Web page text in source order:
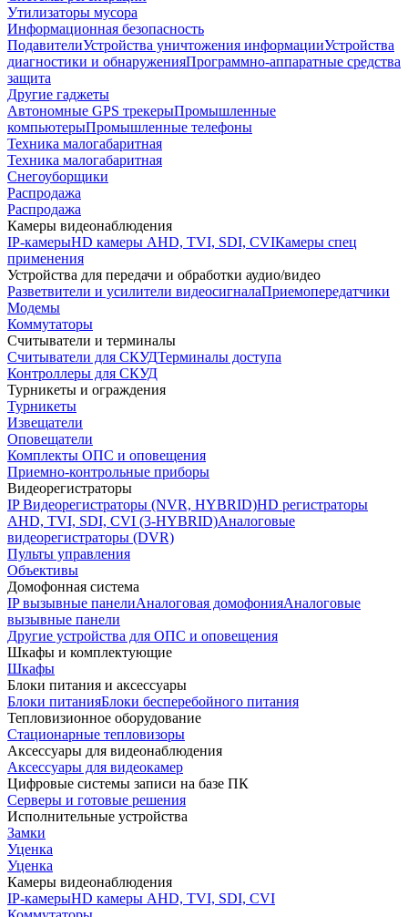
Утилизаторы мусора
Информационная безопасность
ПодавителиУстройства уничтожения информацииУстройства
диагностики и обнаруженияПрограммно-аппаратные средства
защита
Другие гаджеты
Автономные GPS трекерыПромышленные
компьютерыПромышленные телефоны
Техника малогабаритная
Техника малогабаритная
Снегоуборщики
Распродажа
Распродажа
Камеры видеонаблюдения
IP-камерыHD камеры AHD, TVI, SDI, CVIКамеры спец
применения
Устройства для передачи и обработки аудио/видео
Разветвители и усилители видеосигналаПриемопередатчики
Модемы
Коммутаторы
Считыватели и терминалы
Считыватели для СКУДТерминалы доступа
Контроллеры для СКУД
Турникеты и ограждения
Турникеты
Извещатели
Оповещатели
Комплекты ОПС и оповещения
Приемно-контрольные приборы
Видеорегистраторы
IP Видеорегистраторы (NVR, HYBRID)HD регистраторы
AHD, TVI, SDI, CVI (3-HYBRID)Аналоговые
видеорегистраторы (DVR)
Пульты управления
Объективы
Домофонная система
IP вызывные панелиАналоговая домофонияАналоговые
вызывные панели
Другие устройства для ОПС и оповещения
Шкафы и комплектующие
Шкафы
Блоки питания и аксессуары
Блоки питанияБлоки бесперебойного питания
Тепловизионное оборудование
Стационарные тепловизоры
Аксессуары для видеонаблюдения
Аксессуары для видеокамер
Цифровые системы записи на базе ПК
Серверы и готовые решения
Исполнительные устройства
Замки
Уценка
Уценка
Камеры видеонаблюдения
IP-камерыHD камеры AHD, TVI, SDI, CVI